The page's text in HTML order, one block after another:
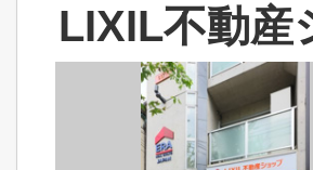
LIXIL不動産